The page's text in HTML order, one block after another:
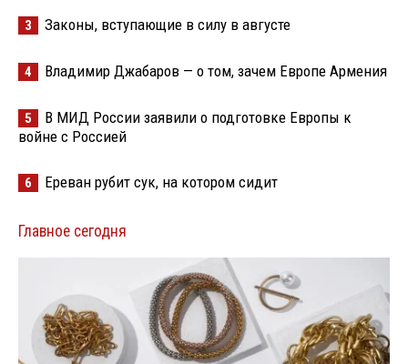
3 Законы, вступающие в силу в августе
4 Владимир Джабаров — о том, зачем Европе Армения
5
В МИД России заявили о подготовке Европы к
войне с Россией
6 Ереван рубит сук, на котором сидит
Главное сегодня